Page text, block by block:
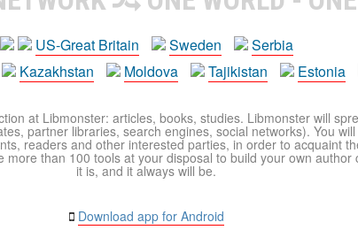
US-Great Britain Sweden
Serbia
Kazakhstan Moldova Tajikistan Estonia
at Libmonster: articles, books, studies. Libmonster will
partner libraries, search engines, social networks). You
readers and other interested parties, in order to acquaint
more than 100 tools at your disposal to build your own author
it is, and it always will be.
Download app for Android